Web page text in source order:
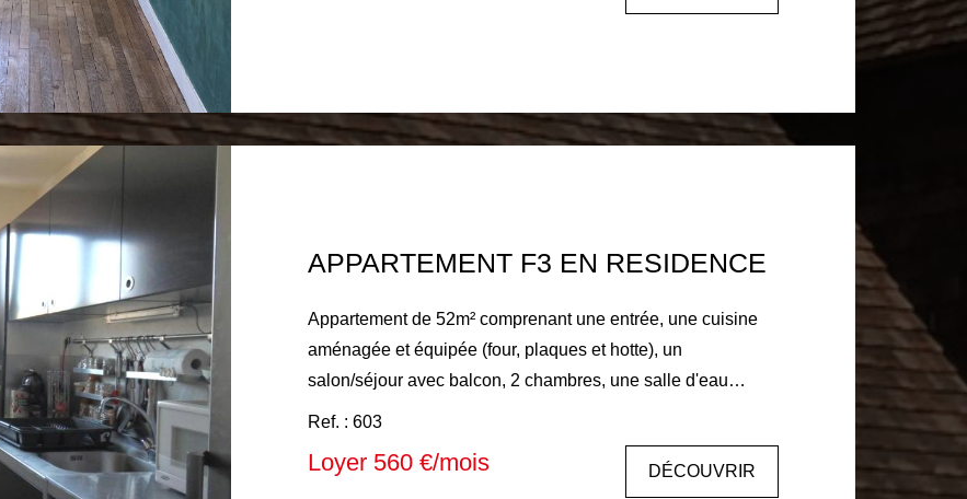
Honoraires à la charge du locataire : 441€ comprenant 98€
APPARTEMENT F3 EN RESIDENCE
Appartement de 52m² comprenant une entrée, une cuisine
aménagée et équipée (four, plaques et hotte), un
salon/séjour avec balcon, 2 chambres, une salle d'eau
(lavabo, douche), toilettes. Chauffage collectif au fuel par le
sol, eau chaude individuelle chauffe eau Electrique, eau
froide individuelle. Loyer mensuel : 560 € comprenant 130 €
Ref. : 603
Loyer 560 €/mois DÉCOUVRIR